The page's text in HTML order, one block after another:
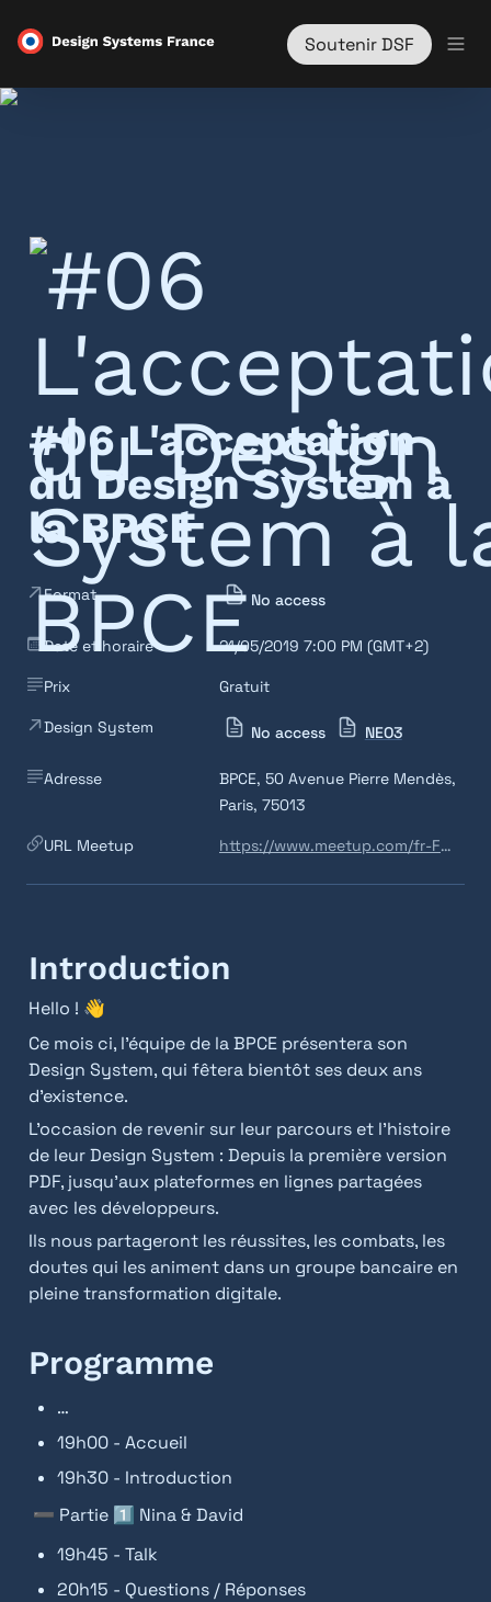
Soutenir DSF
#06 L'acceptation
du Design System à
la BPCE
Format No access
Date et horaire 21/05/2019 7:00 PM (GMT+2)
Prix Gratuit
Design System No access NEO3
Adresse
BPCE, 50 Avenue Pierre Mendès,
Paris, 75013
URL Meetup https://www.meetup.com/fr-FR/DesignSystemsFrance-Paris/events/260592826/
Introduction
Hello ! 👋
Ce mois ci, l’équipe de la BPCE présentera son
Design System, qui fêtera bientôt ses deux ans
d’existence.
L’occasion de revenir sur leur parcours et l’histoire
de leur Design System : Depuis la première version
PDF, jusqu’aux plateformes en lignes partagées
avec les développeurs.
Ils nous partageront les réussites, les combats, les
doutes qui les animent dans un groupe bancaire en
pleine transformation digitale.
Programme
…
19h00 - Accueil
19h30 - Introduction
➖ Partie 1️⃣ Nina & David
19h45 - Talk
20h15 - Questions / Réponses